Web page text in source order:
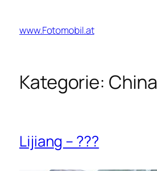
springen
www.Fotomobil.at
Kategorie: China
Lijiang – ???